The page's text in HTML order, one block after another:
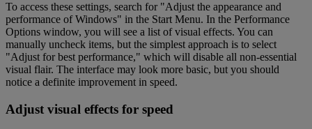
To access these settings, search for "Adjust the appearance and
performance of Windows" in the Start Menu. In the Performance
Options window, you will see a list of visual effects. You can
manually uncheck items, but the simplest approach is to select
"Adjust for best performance," which will disable all non-essential
visual flair. The interface may look more basic, but you should
notice a definite improvement in speed.
Adjust visual effects for speed